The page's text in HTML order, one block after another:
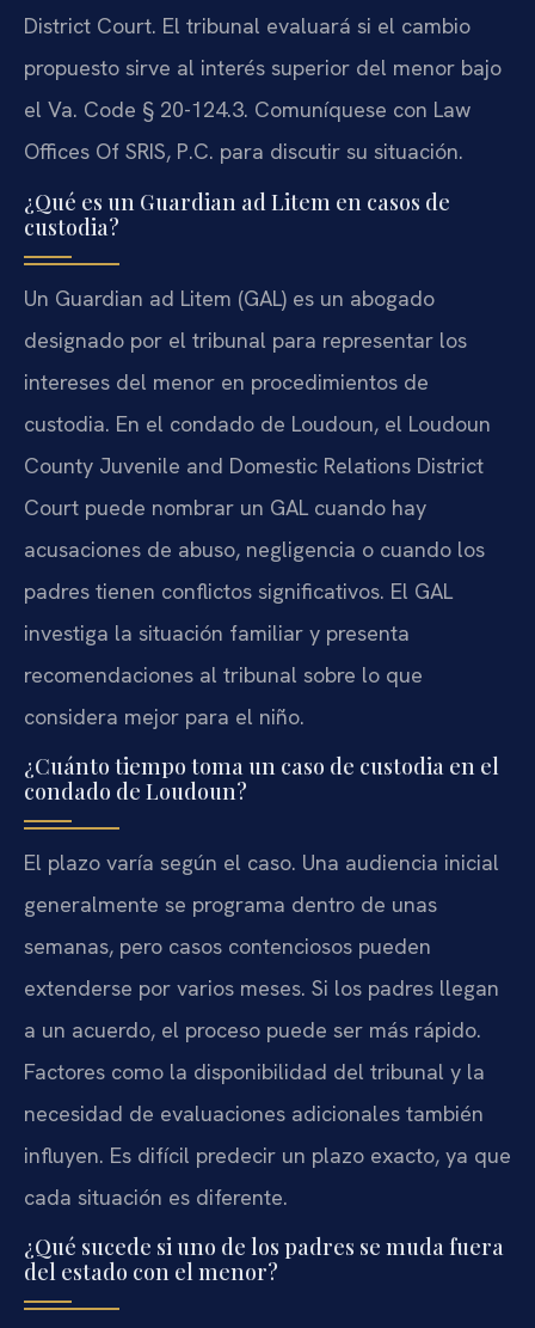
District Court. El tribunal evaluará si el cambio
propuesto sirve al interés superior del menor bajo
el Va. Code § 20-124.3. Comuníquese con Law
Offices Of SRIS, P.C. para discutir su situación.
¿Qué es un Guardian ad Litem en casos de
custodia?
Un Guardian ad Litem (GAL) es un abogado
designado por el tribunal para representar los
intereses del menor en procedimientos de
custodia. En el condado de Loudoun, el Loudoun
County Juvenile and Domestic Relations District
Court puede nombrar un GAL cuando hay
acusaciones de abuso, negligencia o cuando los
padres tienen conflictos significativos. El GAL
investiga la situación familiar y presenta
recomendaciones al tribunal sobre lo que
considera mejor para el niño.
¿Cuánto tiempo toma un caso de custodia en el
condado de Loudoun?
El plazo varía según el caso. Una audiencia inicial
generalmente se programa dentro de unas
semanas, pero casos contenciosos pueden
extenderse por varios meses. Si los padres llegan
a un acuerdo, el proceso puede ser más rápido.
Factores como la disponibilidad del tribunal y la
necesidad de evaluaciones adicionales también
influyen. Es difícil predecir un plazo exacto, ya que
cada situación es diferente.
¿Qué sucede si uno de los padres se muda fuera
del estado con el menor?